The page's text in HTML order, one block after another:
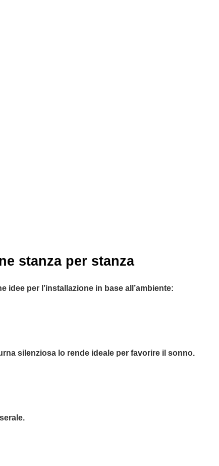
stanza per stanza
idee per l’installazione in base all’ambiente:
silenziosa lo rende ideale per favorire il sonno.